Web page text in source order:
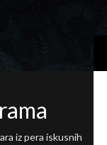
iz pera iskusnih